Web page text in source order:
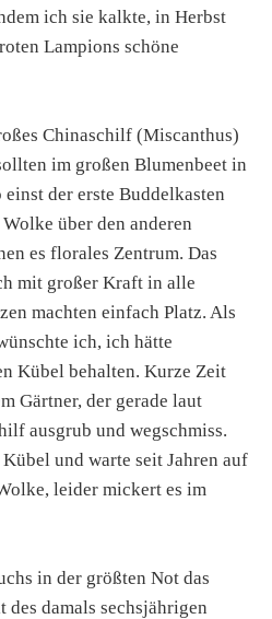
ich sie kalkte, in Herbst
Lampions schöne
Chinaschilf (Miscanthus)
im großen Blumenbeet in
der erste Buddelkasten
über den anderen
es florales Zentrum. Das
mit großer Kraft in alle
machten einfach Platz. Als
ich, ich hätte
Kübel behalten. Kurze Zeit
Gärtner, der gerade laut
ausgrub und wegschmiss.
und warte seit Jahren auf
leider mickert es im
in der größten Not das
des damals sechsjährigen